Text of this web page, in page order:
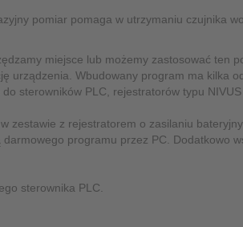
pomiar pomaga w utrzymaniu czujnika
miejsce lub możemy zastosować ten
urządzenia. Wbudowany program ma kilka
sterowników PLC, rejestratorów typu
zestawie z rejestratorem o zasilaniu
programu przez PC. Dodatkowo
sterownika PLC.